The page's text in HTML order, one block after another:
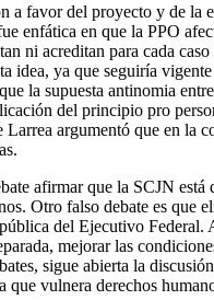
a favor del proyecto y de la
enfática en que la PPO
ni acreditan para cada
idea, ya que seguiría
la supuesta antinomia
del principio pro
argumentó que en la
afirmar que la SCJN
Otro falso debate es que
del Ejecutivo Federal.
mejorar las
sigue abierta la
que vulnera derechos